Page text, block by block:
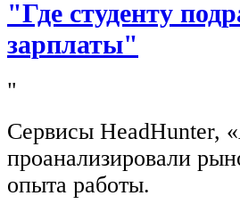
"Где студенту
зарплаты"
"
Сервисы HeadHunter,
проанализировали
опыта работы.